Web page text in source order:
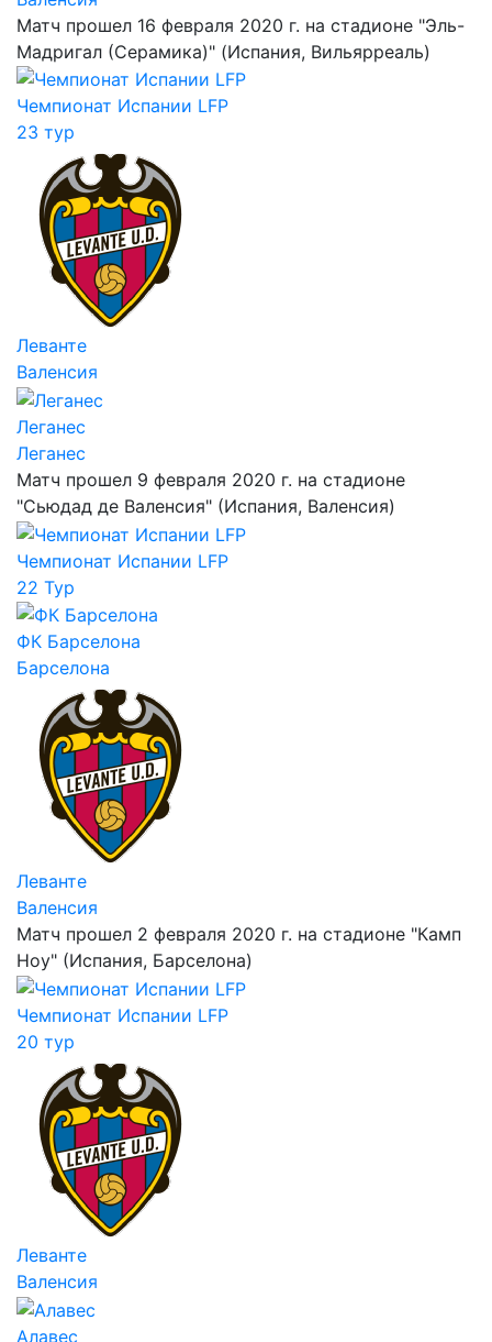
Матч прошел 16 февраля 2020 г. на стадионе "Эль-
Мадригал (Серамика)" (Испания, Вильярреаль)
Чемпионат Испании LFP
23 тур
Леванте
Валенсия
Леганес
Леганес
Матч прошел 9 февраля 2020 г. на стадионе
"Сьюдад де Валенсия" (Испания, Валенсия)
Чемпионат Испании LFP
22 Тур
ФК Барселона
Барселона
Леванте
Валенсия
Матч прошел 2 февраля 2020 г. на стадионе "Камп
Ноу" (Испания, Барселона)
Чемпионат Испании LFP
20 тур
Леванте
Валенсия
Алавес